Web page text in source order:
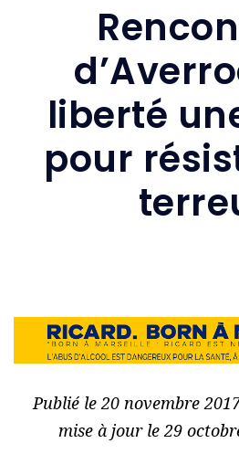
liberté
pour
Publié le 20 novembre
mise à jour le 29